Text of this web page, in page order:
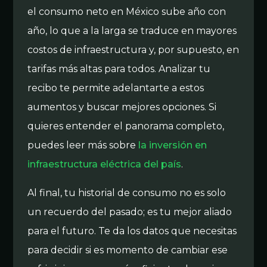
el consumo neto en México sube año con
año, lo que a la larga se traduce en mayores
costos de infraestructura y, por supuesto, en
tarifas más altas para todos. Analizar tu
recibo te permite adelantarte a estos
aumentos y buscar mejores opciones. Si
quieres entender el panorama completo,
puedes leer más sobre la inversión en
infraestructura eléctrica del país.
Al final, tu historial de consumo no es solo
un recuerdo del pasado; es tu mejor aliado
para el futuro. Te da los datos que necesitas
para decidir si es momento de cambiar ese